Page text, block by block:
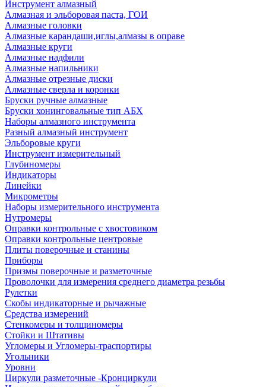
Инструмент алмазный
Алмазная и эльборовая паста, ГОИ
Алмазные головки
Алмазные карандаши,иглы,алмазы в оправе
Алмазные круги
Алмазные надфили
Алмазные напильники
Алмазные отрезные диски
Алмазные сверла и коронки
Бруски ручные алмазные
Бруски хонинговальные тип АБХ
Наборы алмазного инструмента
Разный алмазный инструмент
Эльборовые круги
Инструмент измерительный
Глубиномеры
Индикаторы
Линейки
Микрометры
Наборы измерительного инструмента
Нутромеры
Оправки контрольные с хвостовиком
Оправки контрольные центровые
Плиты поверочные и станины
Приборы
Призмы поверочные и разметочные
Проволочки для измерения среднего диаметра резьбы
Рулетки
Скобы индикаторные и рычажные
Средства измерений
Стенкомеры и толщиномеры
Стойки и Штативы
Угломеры и Угломеры-траспортиры
Угольники
Уровни
Циркули разметочные -Кронциркули